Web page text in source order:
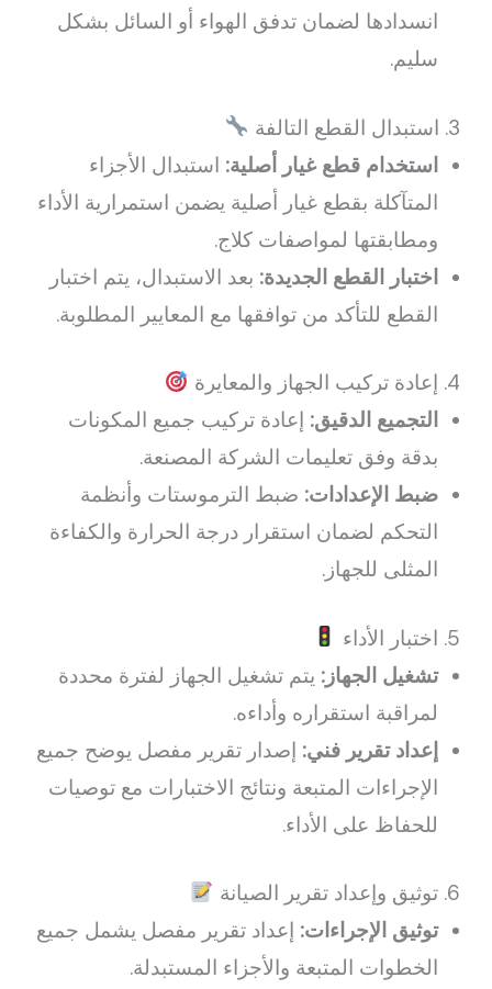
انسدادها لضمان تدفق الهواء أو السائل بشكل
سليم.
3. استبدال القطع التالفة
استخدام قطع غيار أصلية: استبدال الأجزاء
المتآكلة بقطع غيار أصلية يضمن استمرارية الأداء
ومطابقتها لمواصفات كلاج.
اختبار القطع الجديدة: بعد الاستبدال، يتم اختبار
القطع للتأكد من توافقها مع المعايير المطلوبة.
4. إعادة تركيب الجهاز والمعايرة
التجميع الدقيق: إعادة تركيب جميع المكونات
بدقة وفق تعليمات الشركة المصنعة.
ضبط الإعدادات: ضبط الترموستات وأنظمة
التحكم لضمان استقرار درجة الحرارة والكفاءة
المثلى للجهاز.
5. اختبار الأداء
تشغيل الجهاز: يتم تشغيل الجهاز لفترة محددة
لمراقبة استقراره وأداءه.
إعداد تقرير فني: إصدار تقرير مفصل يوضح جميع
الإجراءات المتبعة ونتائج الاختبارات مع توصيات
للحفاظ على الأداء.
6. توثيق وإعداد تقرير الصيانة
توثيق الإجراءات: إعداد تقرير مفصل يشمل جميع
الخطوات المتبعة والأجزاء المستبدلة.